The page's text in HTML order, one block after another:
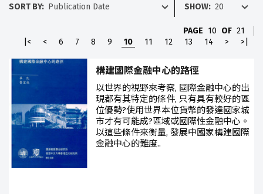
SORT BY: SHOW:
PAGE 10 OF 21
|<
< 6 7 8 9 10 11 12 13 14 > >|
構建國際金融中心的路徑
以世界的視野來考察, 國際金融中心的出
現都有其特定的條件, 只有具有較好的區
位優勢?使用世界本位貨幣的發達國家城
市才有可能成?區域或國際性金融中心。
以這些條件來衡量, 發展中國家構建國際
金融中心的難度..